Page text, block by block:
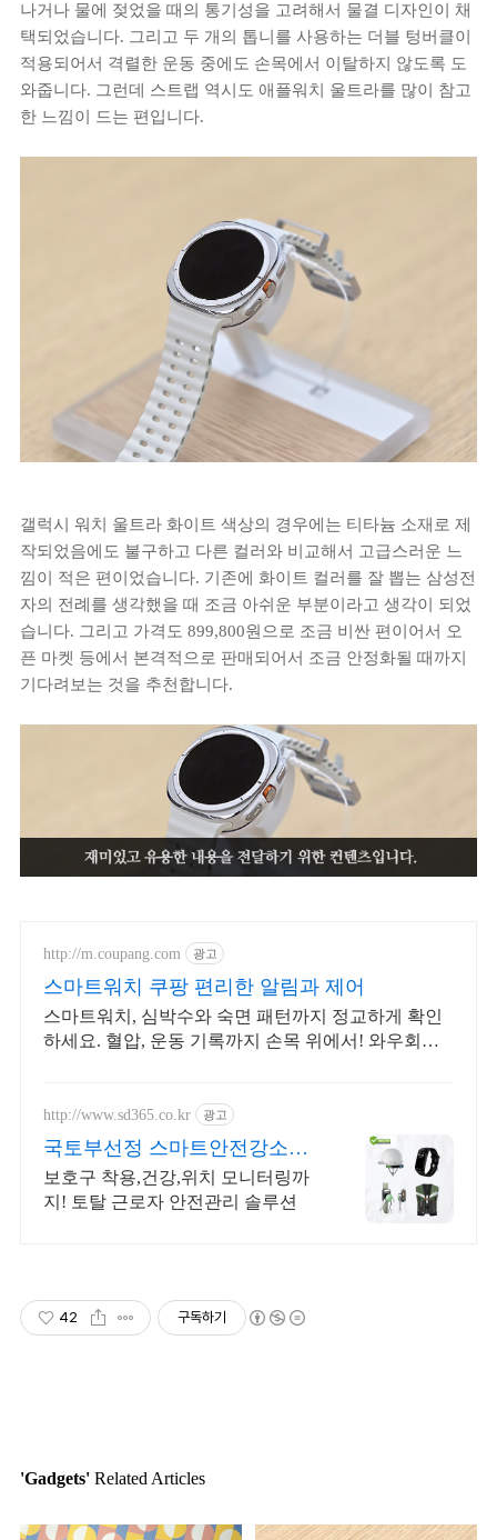
나거나 물에 젖었을 때의 통기성을 고려해서 물결 디자인이 채
택되었습니다. 그리고 두 개의 톱니를 사용하는 더블 텅버클이
적용되어서 격렬한 운동 중에도 손목에서 이탈하지 않도록 도
와줍니다. 그런데 스트랩 역시도 애플워치 울트라를 많이 참고
한 느낌이 드는 편입니다.
갤럭시 워치 울트라 화이트 색상의 경우에는 티타늄 소재로 제
작되었음에도 불구하고 다른 컬러와 비교해서 고급스러운 느
낌이 적은 편이었습니다. 기존에 화이트 컬러를 잘 뽑는 삼성전
자의 전례를 생각했을 때 조금 아쉬운 부분이라고 생각이 되었
습니다. 그리고 가격도 899,800원으로 조금 비싼 편이어서 오
픈 마켓 등에서 본격적으로 판매되어서 조금 안정화될 때까지
기다려보는 것을 추천합니다.
http://m.coupang.com 광고
스마트워치 쿠팡 편리한 알림과 제어
스마트워치, 심박수와 숙면 패턴까지 정교하게 확인
하세요. 혈압, 운동 기록까지 손목 위에서! 와우회원
http://www.sd365.co.kr 광고
국토부선정 스마트안전강소기
업 합리적인 가격, 무료 컨설팅
보호구 착용,건강,위치 모니터링까
지! 토탈 근로자 안전관리 솔루션
42 구독하기
'Gadgets' Related Articles